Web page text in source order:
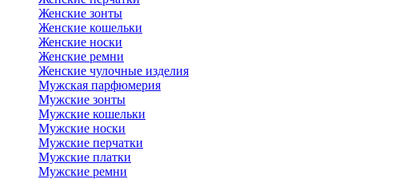
Женские зонты
Женские кошельки
Женские носки
Женские ремни
Женские чулочные изделия
Мужская парфюмерия
Мужские зонты
Мужские кошельки
Мужские носки
Мужские перчатки
Мужские платки
Мужские ремни